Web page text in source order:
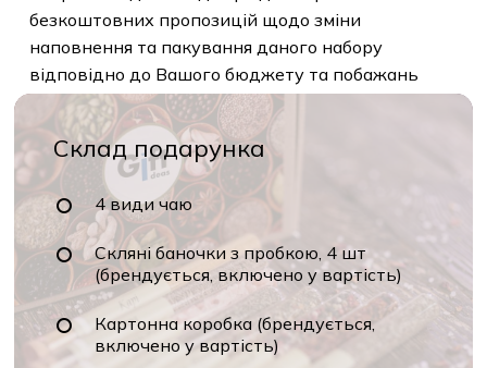
безкоштовних пропозицій щодо зміни
наповнення та пакування даного набору
відповідно до Вашого бюджету та побажань
Склад подарунка
4 види чаю
Скляні баночки з пробкою, 4 шт
(брендується, включено у вартість)
Картонна коробка (брендується,
включено у вартість)